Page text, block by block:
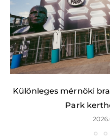
Különleges mérnöki
Park